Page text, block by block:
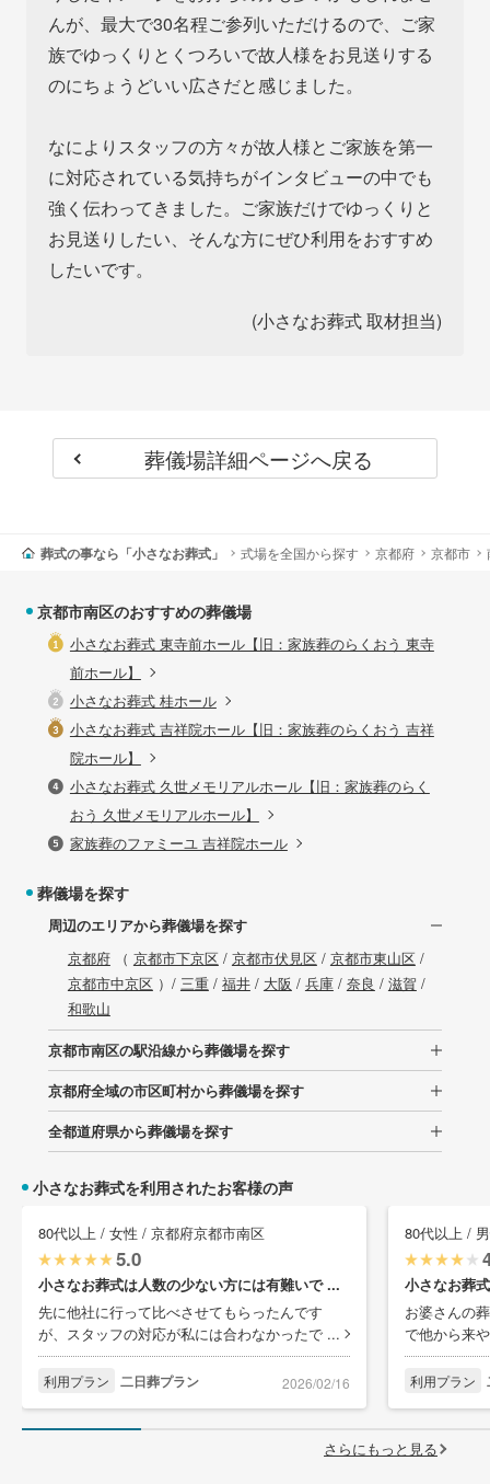
んが、最大で30名程ご参列いただけるので、ご家
族でゆっくりとくつろいで故人様をお見送りする
のにちょうどいい広さだと感じました。
なによりスタッフの方々が故人様とご家族を第一
に対応されている気持ちがインタビューの中でも
強く伝わってきました。ご家族だけでゆっくりと
お見送りしたい、そんな方にぜひ利用をおすすめ
したいです。
(小さなお葬式 取材担当)
葬儀場詳細ページへ戻る
葬式の事なら「小さなお葬式」 式場を全国から探す 京都府 京都市
京都市南区のおすすめの葬儀場
小さなお葬式 東寺前ホール【旧：家族葬のらくおう 東寺
前ホール】
小さなお葬式 桂ホール
小さなお葬式 吉祥院ホール【旧：家族葬のらくおう 吉祥
院ホール】
小さなお葬式 久世メモリアルホール【旧：家族葬のらく
おう 久世メモリアルホール】
家族葬のファミーユ 吉祥院ホール
葬儀場を探す
周辺のエリアから葬儀場を探す
京都府（ 京都市下京区 / 京都市伏見区 / 京都市東山区 /
京都市中京区 ）/ 三重/ 福井/ 大阪 / 兵庫/ 奈良 / 滋賀 /
和歌山
京都市南区の駅沿線から葬儀場を探す
京都府全域の市区町村から葬儀場を探す
全都道府県から葬儀場を探す
小さなお葬式を利用されたお客様の声
80代以上 / 女性 / 京都府京都市南区
5.0
小さなお葬式は人数の少ない方には有難いで ...
先に他社に行って比べさせてもらったんです
が、スタッフの対応が私には合わなかったで ...
利用プラン 二日葬プラン 2026/02/16
80代以上 /
小さなお葬
お婆さんの
で他から来
利用プラン
さらにもっと見る